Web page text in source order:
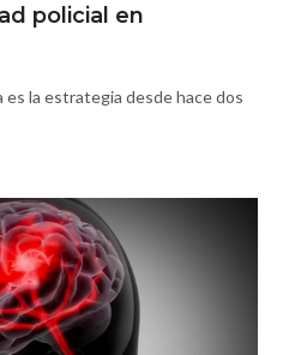
policial en
es la estrategia desde hace dos